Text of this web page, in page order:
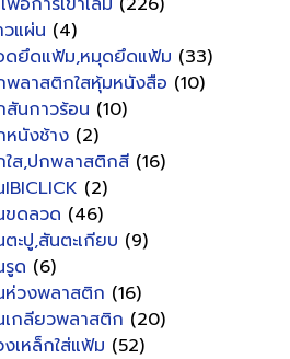
วแผ่น (4)
ดยึดแฟ้ม,หมุดยึดแฟ้ม (33)
พลาสติกใสหุ้มหนังสือ (10)
สันกาวร้อน (10)
หนังช้าง (2)
ใส,ปกพลาสติกสี (16)
(2)
ขดลวด (46)
ะปู,สันตะเกียบ (9)
รูด (6)
ห่วงพลาสติก (16)
เกลียวพลาสติก (20)
เหล็กใส่แฟ้ม (52)